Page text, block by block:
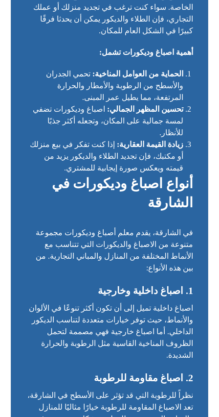
الخاصة. سواء كنت ترغب في تجديد منزلك أو عملك
التجاري، فإن الطلاء والديكور يمكن أن يحدثا فرقًا
كبيرًا في الشكل العام للمكان.
أهمية اصباغ وديكورات تشمل:
الحماية من العوامل المناخية: تحمي الجدران
والأسطح من الرطوبة والأمطار والحرارة
المرتفعة، مما يطيل عمر المبنى.
تحسين المظهر الجمالي: اصباغ وديكورات تضفي
لمسة جمالية على المكان، وتجعله أكثر جذبًا
للأنظار.
زيادة القيمة العقارية: إذا كنت تفكر في بيع منزلك
أو مكتبك، فإن تجديد الطلاء والديكور يزيد من
قيمته ويعكس صورة إيجابية للمشتري.
أنواع اصباغ وديكورات في
الشارقة
في الشارقة، يقدم معلم أصباغ وديكورات مجموعة
متنوعة من الاصباغ والديكورات التي تتناسب مع
الأنماط المختلفة من المنازل والمباني التجارية. من
بين هذه الأنواع:
1. اصباغ داخلية وخارجية
اصباغ داخلية تميل إلى أن تكون أكثر تنوعًا في الألوان
والأنماط، حيث توفر خيارات متعددة لتناسب الديكور
الداخلي. أما اصباغ خارجية فهي مصممة لتحمل
الظروف المناخية القاسية مثل الرطوبة والحرارة
الشديدة.
2. اصباغ مقاومة للرطوبة
نظراً للرطوبة التي قد تؤثر على الأسطح في الشارقة،
تعد الاصباغ المقاومة للرطوبة خيارًا مثاليًا للمنازل